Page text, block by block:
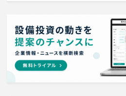
1000億円以上投資する設備新
既に100億円以上の支払いが
ホテル・宿泊事業を営む会社